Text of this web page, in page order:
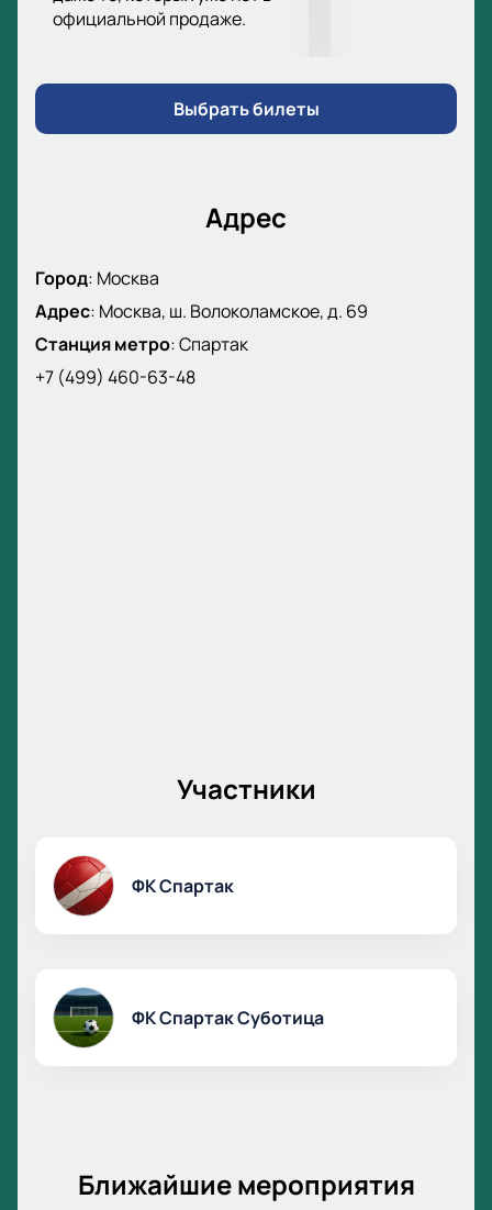
Корпоративным клиентам предложим
Менеджер поможет с выбором мест.
Цены смотрите на сайте.
официальной продаже.
Выбрать билеты
Адрес
Город: Москва
Адрес: Москва, ш. Волоколамское, д. 69
Станция метро:Спартак
+7 (499) 460-63-48
Участники
ФК Спартак
ФК Спартак Суботица
Ближайшие мероприятия